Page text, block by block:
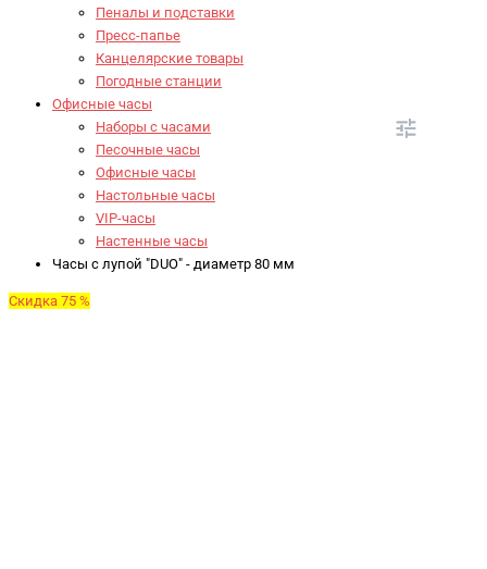
Пеналы и подставки
Пресс-папье
Канцелярские товары
Погодные станции
Офисные часы
Наборы с часами
Песочные часы
Офисные часы
Настольные часы
VIP-часы
Настенные часы
Часы с лупой "DUO" - диаметр 80 мм
Скидка 75 %